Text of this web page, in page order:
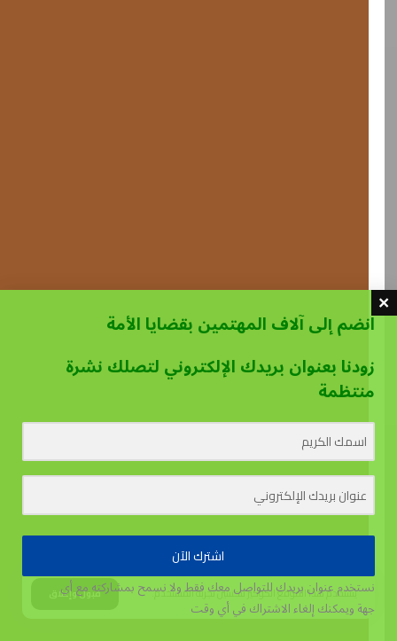
يستخدم هذا الموقع الكوكيز لتحسين تجربة المستخدم. قبول وإغلاق
انضم إلى آلاف المهتمين بقضايا الأمة
زودنا بعنوان بريدك الإلكتروني لتصلك نشرة
منتظمة
اشترك الآن
نستخدم عنوان بريدك للتواصل معك فقط ولا نسمح بمشاركته مع أي
جهةويمكنك إلغاء الاشتراك في أي وقت